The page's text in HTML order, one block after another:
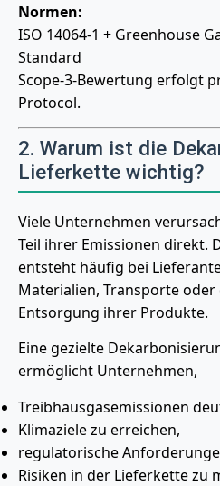
Normen:
ISO 14064-1 + Greenhouse
Standard
Scope-3-Bewertung erfolgt
Protocol.
2. Warum ist die
Lieferkette wichtig?
Viele Unternehmen
Teil ihrer Emissionen direkt.
entsteht häufig bei
Materialien, Transporte
Entsorgung ihrer Produkte.
Eine gezielte
ermöglicht Unternehmen,
Treibhausgasemissionen
Klimaziele zu erreichen,
regulatorische
Risiken in der Lieferkette zu